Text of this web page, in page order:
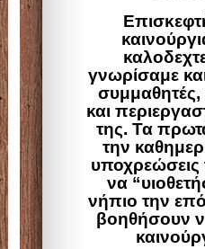
γνωρίσαμε
συμμαθητές,
και
της. Τα
την
υποχρεώσεις
να
νήπιο την
βοηθήσουν